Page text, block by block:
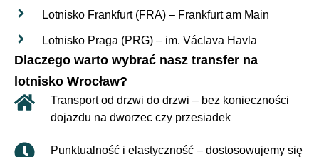
Lotnisko Frankfurt (FRA) – Frankfurt am Main
Lotnisko Praga (PRG) – im. Václava Havla
Dlaczego warto wybrać nasz transfer na
lotnisko Wrocław?
Transport od drzwi do drzwi – bez konieczności
dojazdu na dworzec czy przesiadek
Punktualność i elastyczność – dostosowujemy się